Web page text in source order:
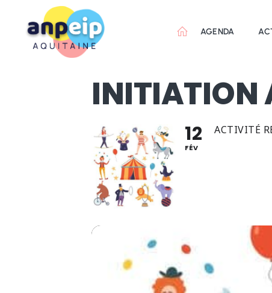
contenu
AGENDA
INITIATION
12
FÉV
ACTIVITÉ